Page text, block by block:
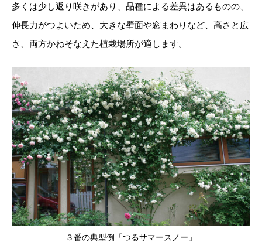
多くは少し返り咲きがあり、品種による差異はあるものの、
伸長力がつよいため、大きな壁面や窓まわりなど、高さと広
さ、両方かねそなえた植栽場所が適します。
３番の典型例「つるサマースノー」